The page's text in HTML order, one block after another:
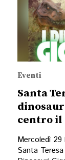
Eventi
Santa
centro il
Mercoledì 29
Santa